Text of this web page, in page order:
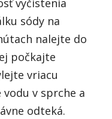
vyčistenia
sódy na
nalejte do
počkajte
vriacu
v sprche a
odteká.